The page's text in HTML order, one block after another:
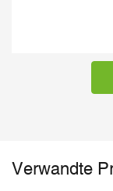
Verwandte